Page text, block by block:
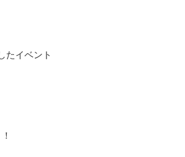
たイベント